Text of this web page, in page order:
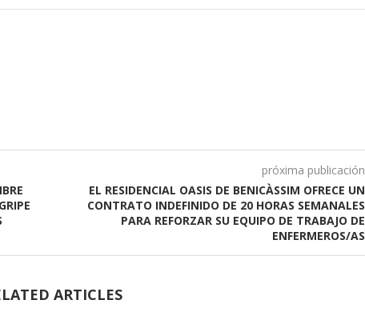
próxima publicación
EL RESIDENCIAL OASIS DE BENICÀSSIM OFRECE UN
CONTRATO INDEFINIDO DE 20 HORAS SEMANALES
PARA REFORZAR SU EQUIPO DE TRABAJO DE
ENFERMEROS/AS
ARTICLES